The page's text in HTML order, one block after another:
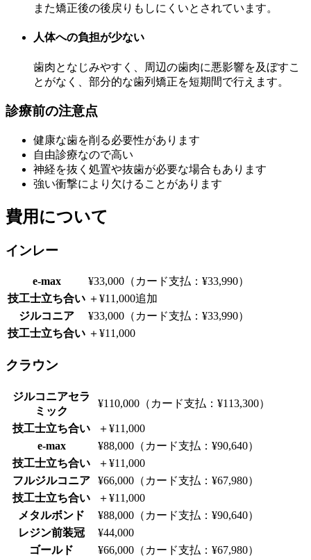
また矯正後の後戻りもしにくいとされています。
人体への負担が少ない
歯肉となじみやすく、周辺の歯肉に悪影響を及ぼすこ
とがなく、部分的な歯列矯正を短期間で行えます。
診療前の注意点
健康な歯を削る必要性があります
自由診療なので高い
神経を抜く処置や抜歯が必要な場合もあります
強い衝撃により欠けることがあります
費用について
インレー
e-max
¥33,000（カード支払：¥33,990）
技工士立ち合い ＋¥11,000追加
ジルコニア
¥33,000（カード支払：¥33,990）
技工士立ち合い ＋¥11,000
クラウン
ジルコニアセラ
ミック
¥110,000（カード支払：¥113,300）
技工士立ち合い
＋¥11,000
e-max
¥88,000（カード支払：¥90,640）
技工士立ち合い
＋¥11,000
フルジルコニア
¥66,000（カード支払：¥67,980）
技工士立ち合い
＋¥11,000
メタルボンド
¥88,000（カード支払：¥90,640）
レジン前装冠
¥44,000
ゴールド
¥66,000（カード支払：¥67,980）